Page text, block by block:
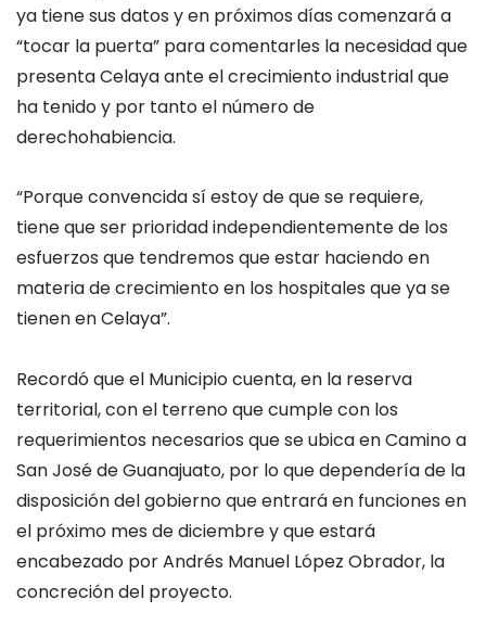
ya tiene sus datos y en próximos días comenzará a
“tocar la puerta” para comentarles la necesidad que
presenta Celaya ante el crecimiento industrial que
ha tenido y por tanto el número de
derechohabiencia.
“Porque convencida sí estoy de que se requiere,
tiene que ser prioridad independientemente de los
esfuerzos que tendremos que estar haciendo en
materia de crecimiento en los hospitales que ya se
tienen en Celaya”.
Recordó que el Municipio cuenta, en la reserva
territorial, con el terreno que cumple con los
requerimientos necesarios que se ubica en Camino a
San José de Guanajuato, por lo que dependería de la
disposición del gobierno que entrará en funciones en
el próximo mes de diciembre y que estará
encabezado por Andrés Manuel López Obrador, la
concreción del proyecto.